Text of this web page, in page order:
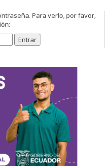
Para verlo, por favor,